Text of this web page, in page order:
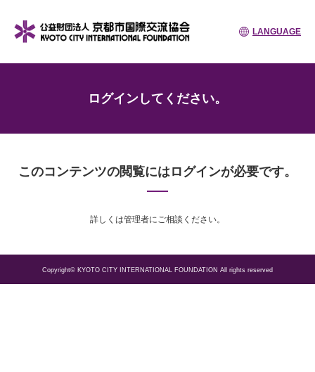
LANGUAGE
ログインしてください。
このコンテンツの閲覧にはログインが必要です。
詳しくは管理者にご相談ください。
Copyright© KYOTO CITY INTERNATIONAL FOUNDATION All rights reserved